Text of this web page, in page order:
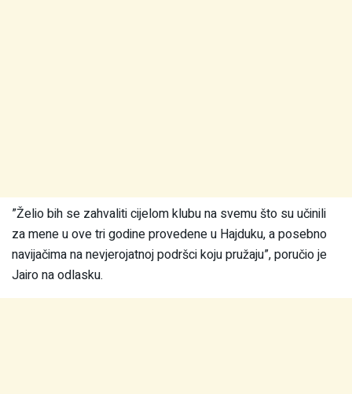
”Želio bih se zahvaliti cijelom klubu na svemu što su učinili
za mene u ove tri godine provedene u Hajduku, a posebno
navijačima na nevjerojatnoj podršci koju pružaju”, poručio je
Jairo na odlasku.